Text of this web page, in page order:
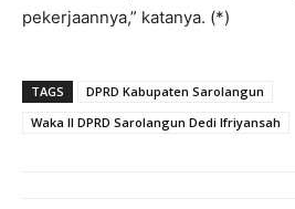
pekerjaannya,” katanya. (*)
TAGS
DPRD Kabupaten Sarolangun
Waka II DPRD Sarolangun Dedi Ifriyansah